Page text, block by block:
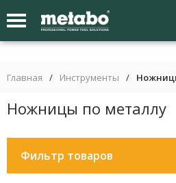
Главная / Инструменты /
Ножницы по металлу
Фильтр товаров